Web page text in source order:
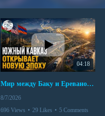
04:18
Мир между Баку и Ереваном запускает крупные логистические проекты
8/7/2026
696 Views • 29 Likes • 5 Comments